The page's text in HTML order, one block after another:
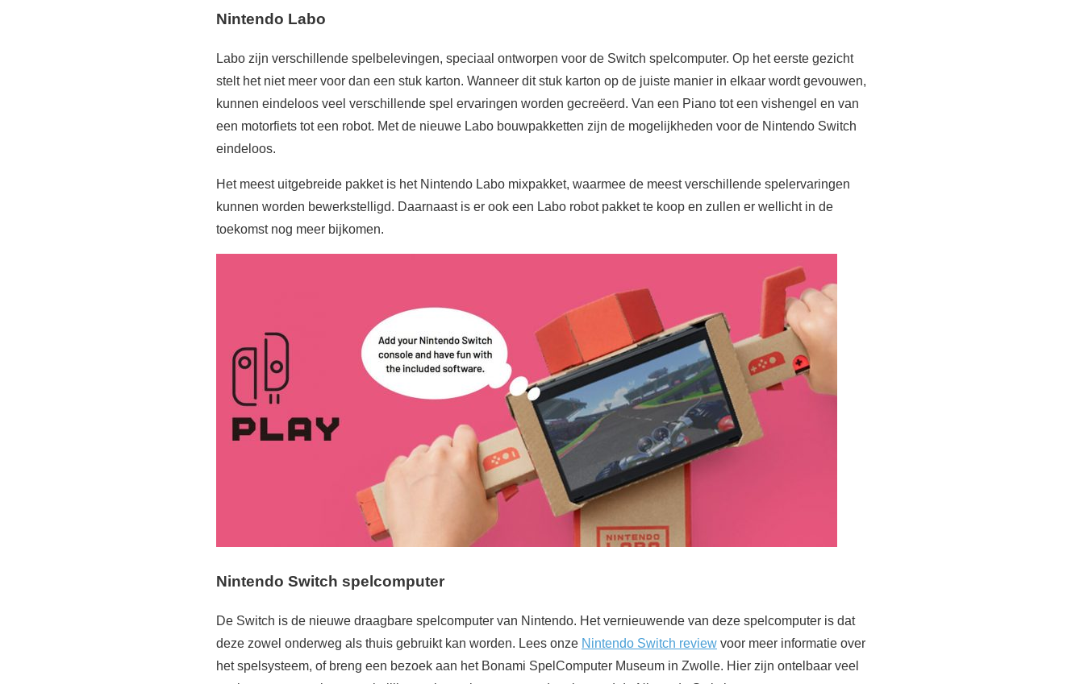
Nintendo Labo
Labo zijn verschillende spelbelevingen, speciaal ontworpen voor de Switch spelcomputer. Op het eerste gezicht
stelt het niet meer voor dan een stuk karton. Wanneer dit stuk karton op de juiste manier in elkaar wordt gevouwen,
kunnen eindeloos veel verschillende spel ervaringen worden gecreëerd. Van een Piano tot een vishengel en van
een motorfiets tot een robot. Met de nieuwe Labo bouwpakketten zijn de mogelijkheden voor de Nintendo Switch
eindeloos.
Het meest uitgebreide pakket is het Nintendo Labo mixpakket, waarmee de meest verschillende spelervaringen
kunnen worden bewerkstelligd. Daarnaast is er ook een Labo robot pakket te koop en zullen er wellicht in de
toekomst nog meer bijkomen.
Nintendo Switch spelcomputer
De Switch is de nieuwe draagbare spelcomputer van Nintendo. Het vernieuwende van deze spelcomputer is dat
deze zowel onderweg als thuis gebruikt kan worden. Lees onze Nintendo Switch review voor meer informatie over
het spelsysteem, of breng een bezoek aan het Bonami SpelComputer Museum in Zwolle. Hier zijn ontelbaar veel